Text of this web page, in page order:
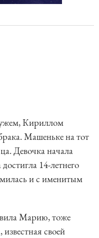
Кириллом
Машеньке на тот
Девочка начала
14-летнего
и с именитым
Марию, тоже
своей